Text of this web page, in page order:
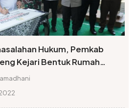
Hukum, Pemkab
Kejari Bentuk Rumah